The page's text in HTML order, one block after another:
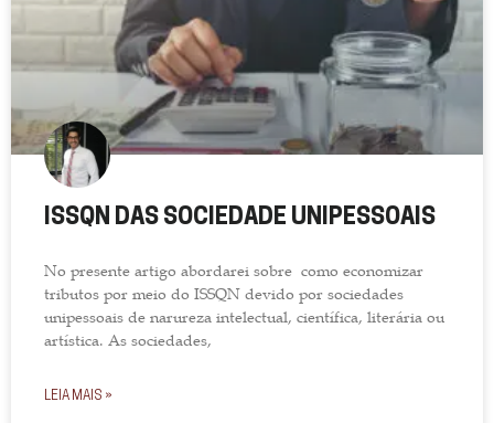
ISSQN DAS SOCIEDADE UNIPESSOAIS
No presente artigo abordarei sobre como economizar
tributos por meio do ISSQN devido por sociedades
unipessoais de narureza intelectual, científica, literária ou
artística. As sociedades,
LEIA MAIS »